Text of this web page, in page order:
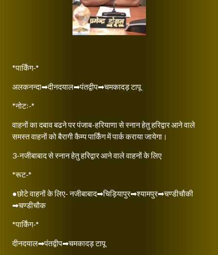
*पार्किंग-*
अलकनन्दा➡दीनदयाल➡पंतद्वीप➡चमकादड़ टापू
*नोटः-*
वाहनों का दबाव बढने पर पंजाब-हरियाणा से स्नान हेतु हरिद्वार आने वाले
समस्त वाहनों को बैरागी कैम्प पार्किंग में पार्क कराया जायेगा।
3-नजीबाबाद से स्नान हेतु हरिद्वार आने वाले वाहनों के लिए
*रूट-*
●छोटे वाहनों के लिए- नजीबाबाद➡चिड़ियापुर➡श्यामपुर➡चण्डीचौकी
➡चण्डीचौक
*पार्किंग-*
दीनदयाल➡पंतद्वीप➡चमकादड़ टापू